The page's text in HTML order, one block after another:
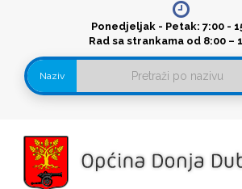
Ponedjeljak - Petak: 7:00 -
Rad sa strankama od 8:00 –
Naziv